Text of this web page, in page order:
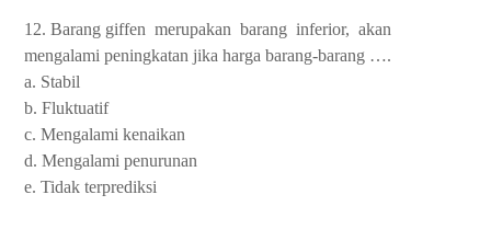
12. Barang giffen merupakan barang inferior, akan
mengalami peningkatan jika harga barang-barang ….
a. Stabil
b. Fluktuatif
c. Mengalami kenaikan
d. Mengalami penurunan
e. Tidak terprediksi